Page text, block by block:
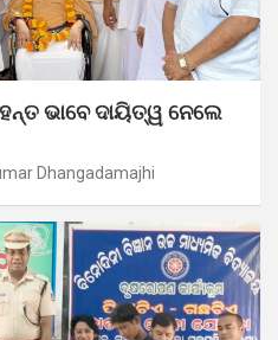
ଭାବେ ଦାୟିତ୍ୱ ନେଲେ
Dhangadamajhi